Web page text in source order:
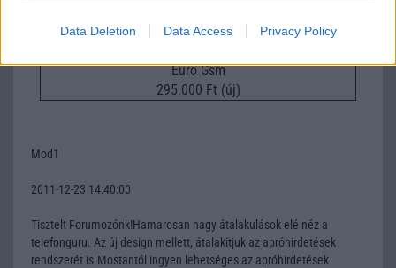
Data Deletion Data Access Privacy Policy
Euro Gsm
295.000 Ft (új)
Mod1
2011-12-23 14:40:00
Tisztelt Forumozónk!Hamarosan nagy átalakulások elé néz a
telefonguru. Az új design mellett, átalakítjuk az apróhirdetések
rendszerét is.Mostantól ingyen lehetséges az apróhirdetések